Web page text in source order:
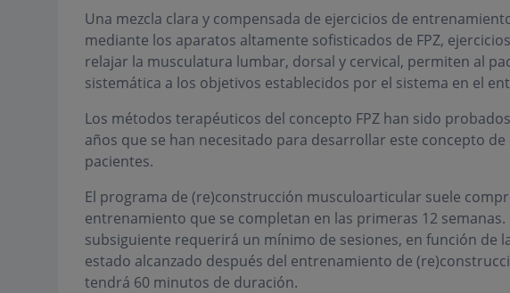
Una mezcla clara y compensada de ejercicios de
mediante los aparatos altamente sofisticados de FPZ,
relajar la musculatura lumbar, dorsal y cervical, permiten al
sistemática a los objetivos establecidos por el sistema en el
Los métodos terapéuticos del concepto FPZ han sido
años que se han necesitado para desarrollar este concepto
pacientes.
El programa de (re)construcción musculoarticular suele
entrenamiento que se completan en las primeras 12
subsiguiente requerirá un mínimo de sesiones, en función de
estado alcanzado después del entrenamiento de
tendrá 60 minutos de duración.